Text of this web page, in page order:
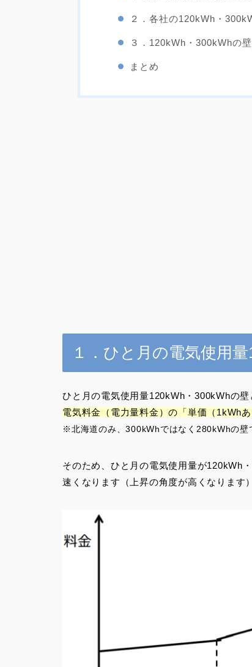
２．各社の120kWh・
３．120kWh・300kWhの
まとめ
１．ひと月の電気使用
ひと月の電気使用量120kWh・300kWhの壁
電気料金（電力量料金）の「単価（1kWh
※北海道のみ、300kWhではなく280kWhの壁
そのため、ひと月の電気使用量が120kWh
速くなります（上昇の角度が高くなります）